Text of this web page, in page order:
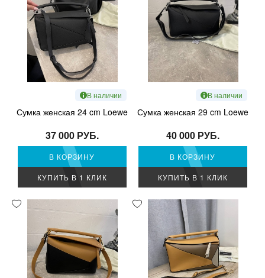
В наличии
Сумка женская 24 cm Loewe
37 000 РУБ.
В КОРЗИНУ
КУПИТЬ В 1 КЛИК
В наличии
Сумка женская 29 cm Loewe
40 000 РУБ.
В КОРЗИНУ
КУПИТЬ В 1 КЛИК